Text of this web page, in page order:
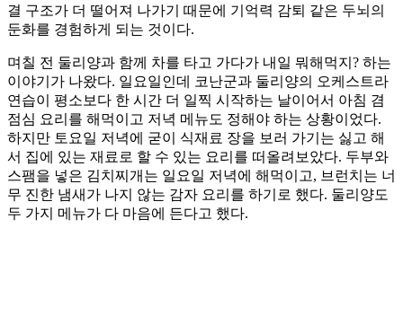
결 구조가 더 떨어져 나가기 때문에 기억력 감퇴 같은 두뇌의
둔화를 경험하게 되는 것이다.
며칠 전 둘리양과 함께 차를 타고 가다가 내일 뭐해먹지? 하는
이야기가 나왔다. 일요일인데 코난군과 둘리양의 오케스트라
연습이 평소보다 한 시간 더 일찍 시작하는 날이어서 아침 겸
점심 요리를 해먹이고 저녁 메뉴도 정해야 하는 상황이었다.
하지만 토요일 저녁에 굳이 식재료 장을 보러 가기는 싫고 해
서 집에 있는 재료로 할 수 있는 요리를 떠올려보았다. 두부와
스팸을 넣은 김치찌개는 일요일 저녁에 해먹이고, 브런치는 너
무 진한 냄새가 나지 않는 감자 요리를 하기로 했다. 둘리양도
두 가지 메뉴가 다 마음에 든다고 했다.